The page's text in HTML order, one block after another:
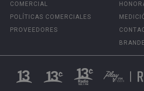
COMERCIAL
POLÍTICAS COMERCIALES
PROVEEDORES